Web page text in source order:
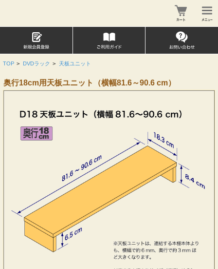
TOP > DVDラック > 天板ユニット
奥行18cm用天板ユニット（横幅81.6～90.6 cm）